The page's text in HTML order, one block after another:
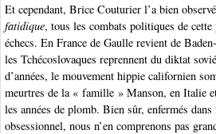
Et cependant, Brice Couturier l’a bien
fatidique, tous les combats politiques de
échecs. En France de Gaulle revient de
les Tchécoslovaques reprennent du diktat
d’années, le mouvement hippie californien
meurtres de la « famille » Manson, en Italie
les années de plomb. Bien sûr, enfermés
obsessionnel, nous n’en comprenons pas